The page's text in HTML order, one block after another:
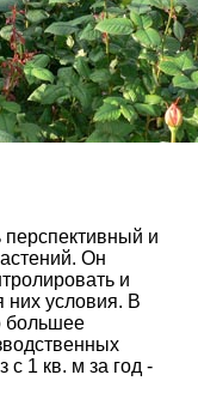
и
Он
и
них условия. В
большее
1 кв. м за год -